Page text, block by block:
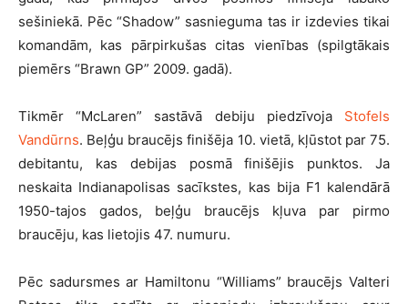
sešiniekā. Pēc “Shadow” sasnieguma tas ir izdevies tikai
komandām, kas pārpirkušas citas vienības (spilgtākais
piemērs “Brawn GP” 2009. gadā).
Tikmēr “McLaren” sastāvā debiju piedzīvoja Stofels
Vandūrns. Beļģu braucējs finišēja 10. vietā, kļūstot par 75.
debitantu, kas debijas posmā finišējis punktos. Ja
neskaita Indianapolisas sacīkstes, kas bija F1 kalendārā
1950-tajos gados, beļģu braucējs kļuva par pirmo
braucēju, kas lietojis 47. numuru.
Pēc sadursmes ar Hamiltonu “Williams” braucējs Valteri